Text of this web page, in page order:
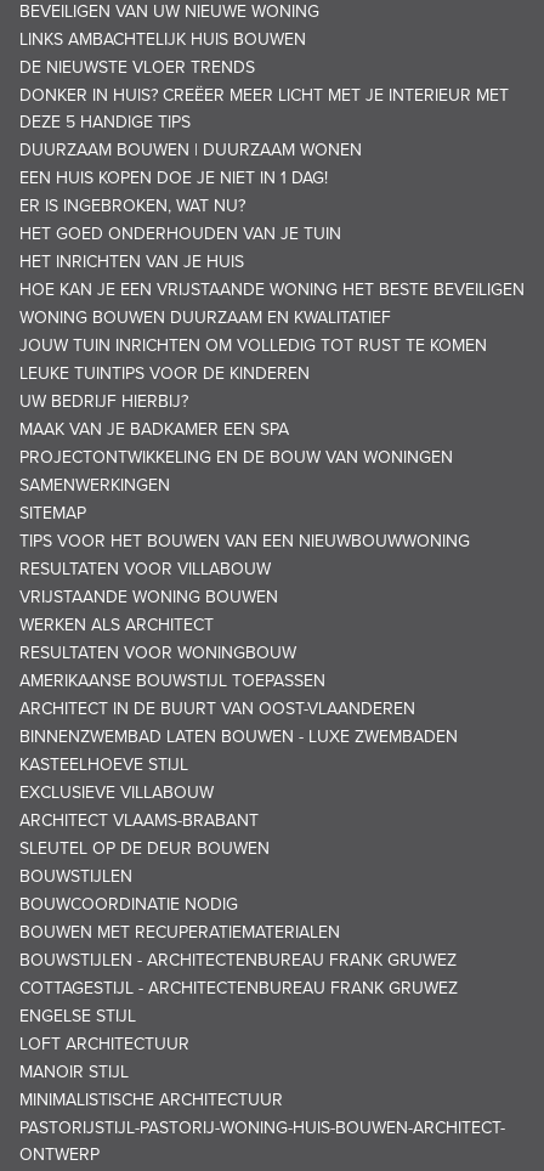
BEVEILIGEN VAN UW NIEUWE WONING
LINKS AMBACHTELIJK HUIS BOUWEN
DE NIEUWSTE VLOER TRENDS
DONKER IN HUIS? CREËER MEER LICHT MET JE INTERIEUR MET
DEZE 5 HANDIGE TIPS
DUURZAAM BOUWEN | DUURZAAM WONEN
EEN HUIS KOPEN DOE JE NIET IN 1 DAG!
ER IS INGEBROKEN, WAT NU?
HET GOED ONDERHOUDEN VAN JE TUIN
HET INRICHTEN VAN JE HUIS
HOE KAN JE EEN VRIJSTAANDE WONING HET BESTE BEVEILIGEN
WONING BOUWEN DUURZAAM EN KWALITATIEF
JOUW TUIN INRICHTEN OM VOLLEDIG TOT RUST TE KOMEN
LEUKE TUINTIPS VOOR DE KINDEREN
UW BEDRIJF HIERBIJ?
MAAK VAN JE BADKAMER EEN SPA
PROJECTONTWIKKELING EN DE BOUW VAN WONINGEN
SAMENWERKINGEN
SITEMAP
TIPS VOOR HET BOUWEN VAN EEN NIEUWBOUWWONING
RESULTATEN VOOR VILLABOUW
VRIJSTAANDE WONING BOUWEN
WERKEN ALS ARCHITECT
RESULTATEN VOOR WONINGBOUW
AMERIKAANSE BOUWSTIJL TOEPASSEN
ARCHITECT IN DE BUURT VAN OOST-VLAANDEREN
BINNENZWEMBAD LATEN BOUWEN - LUXE ZWEMBADEN
KASTEELHOEVE STIJL
EXCLUSIEVE VILLABOUW
ARCHITECT VLAAMS-BRABANT
SLEUTEL OP DE DEUR BOUWEN
BOUWSTIJLEN
BOUWCOORDINATIE NODIG
BOUWEN MET RECUPERATIEMATERIALEN
BOUWSTIJLEN - ARCHITECTENBUREAU FRANK GRUWEZ
COTTAGESTIJL - ARCHITECTENBUREAU FRANK GRUWEZ
ENGELSE STIJL
LOFT ARCHITECTUUR
MANOIR STIJL
MINIMALISTISCHE ARCHITECTUUR
PASTORIJSTIJL-PASTORIJ-WONING-HUIS-BOUWEN-ARCHITECT-
ONTWERP